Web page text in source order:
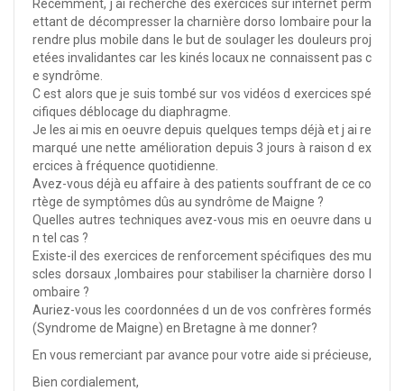
Récemment, j ai recherché des exercices sur internet perm
ettant de décompresser la charnière dorso lombaire pour la
rendre plus mobile dans le but de soulager les douleurs proj
etées invalidantes car les kinés locaux ne connaissent pas c
e syndrôme.
C est alors que je suis tombé sur vos vidéos d exercices spé
cifiques déblocage du diaphragme.
Je les ai mis en oeuvre depuis quelques temps déjà et j ai re
marqué une nette amélioration depuis 3 jours à raison d ex
ercices à fréquence quotidienne.
Avez-vous déjà eu affaire à des patients souffrant de ce co
rtège de symptômes dûs au syndrôme de Maigne ?
Quelles autres techniques avez-vous mis en oeuvre dans u
n tel cas ?
Existe-il des exercices de renforcement spécifiques des mu
scles dorsaux ,lombaires pour stabiliser la charnière dorso l
ombaire ?
Auriez-vous les coordonnées d un de vos confrères formés
(Syndrome de Maigne) en Bretagne à me donner?
En vous remerciant par avance pour votre aide si précieuse,
Bien cordialement,